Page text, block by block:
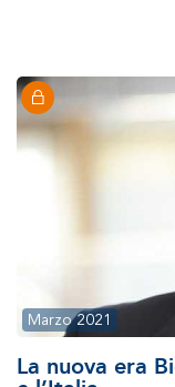
Marzo 2021
La nuova era